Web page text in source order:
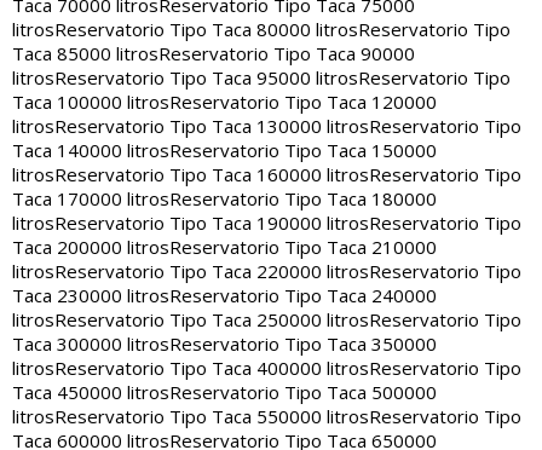
Taca 70000 litros Reservatorio Tipo Taca 75000
litrosReservatorio Tipo Taca 80000 litrosReservatorio Tipo
Taca 85000 litrosReservatorio Tipo Taca 90000
litrosReservatorio Tipo Taca 95000 litrosReservatorio Tipo
Taca 100000 litrosReservatorio Tipo Taca 120000
litrosReservatorio Tipo Taca 130000 litrosReservatorio Tipo
Taca 140000 litrosReservatorio Tipo Taca 150000
litrosReservatorio Tipo Taca 160000 litrosReservatorio Tipo
Taca 170000 litrosReservatorio Tipo Taca 180000
litrosReservatorio Tipo Taca 190000 litrosReservatorio Tipo
Taca 200000 litrosReservatorio Tipo Taca 210000
litrosReservatorio Tipo Taca 220000 litrosReservatorio Tipo
Taca 230000 litrosReservatorio Tipo Taca 240000
litrosReservatorio Tipo Taca 250000 litrosReservatorio Tipo
Taca 300000 litrosReservatorio Tipo Taca 350000
litrosReservatorio Tipo Taca 400000 litrosReservatorio Tipo
Taca 450000 litrosReservatorio Tipo Taca 500000
litrosReservatorio Tipo Taca 550000 litrosReservatorio Tipo
Taca 600000 litrosReservatorio Tipo Taca 650000